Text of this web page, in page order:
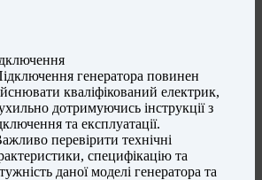
генератора повинен
кваліфікований електрик,
дотримуючись інструкції з
та експлуатації.
перевірити технічні
специфікацію та
даної моделі генератора та